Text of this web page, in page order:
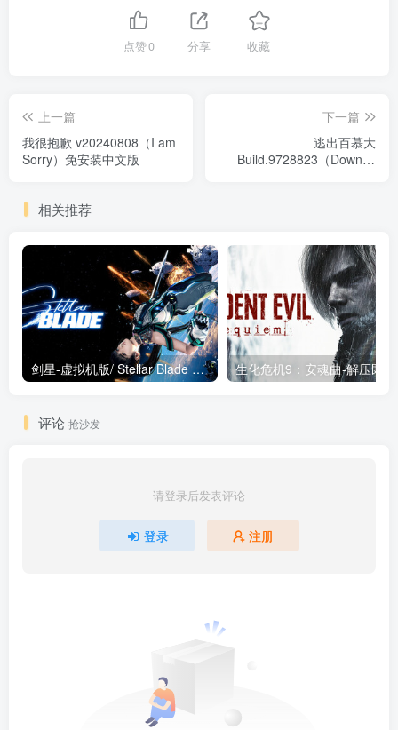
点赞0 分享 收藏
上一篇
我很抱歉 v20240808（I am
Sorry）免安装中文版
下一篇
逃出百慕大
Build.9728823（Down in
相关推荐
剑星-虚拟机版/ Stellar Blade v1.4.1|Build.19963153 终极版新补丁 送修改器 免安装中文版
评论 抢沙发
请登录后发表评论
登录 注册